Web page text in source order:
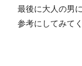
最後に大人の男
参考にしてみて